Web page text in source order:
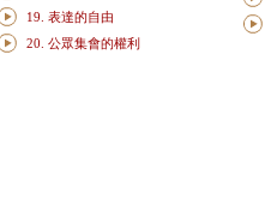
19. 表達的自由
20. 公眾集會的權利